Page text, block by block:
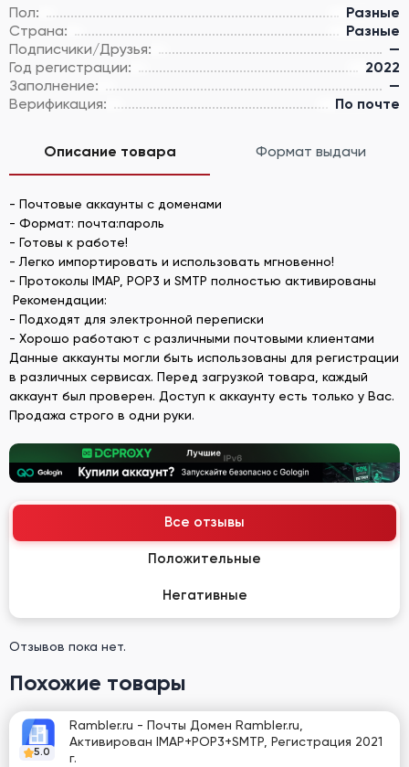
Пол:
Разные
Страна:
Разные
Подписчики/Друзья:
—
Год регистрации:
2022
Заполнение:
—
Верификация:
По почте
Описание товара Формат выдачи
- Почтовые аккаунты с доменами
- Формат: почта:пароль
- Готовы к работе!
- Легко импортировать и использовать мгновенно!
- Протоколы IMAP, POP3 и SMTP полностью активированы
Рекомендации:
- Подходят для электронной переписки
- Хорошо работают с различными почтовыми клиентами
Данные аккаунты могли быть использованы для регистрации
в различных сервисах. Перед загрузкой товара, каждый
аккаунт был проверен. Доступ к аккаунту есть только у Вас.
Продажа строго в одни руки.
Все отзывы
Положительные
Негативные
Отзывов пока нет.
Похожие товары
5.0
Rambler.ru - Почты Домен Rambler.ru,
Активирован IMAP+POP3+SMTP, Регистрация 2021
г.